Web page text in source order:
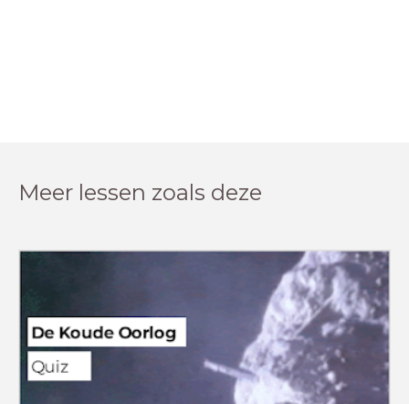
Meer lessen zoals deze